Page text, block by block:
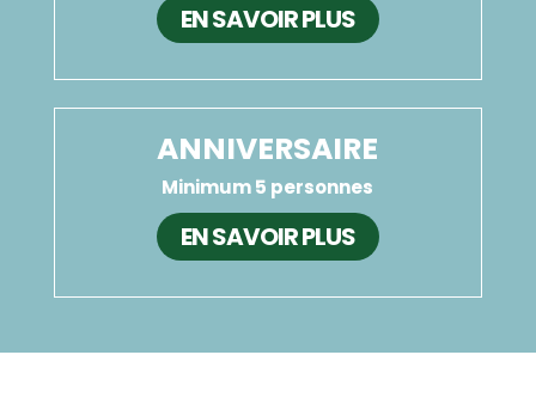
EN SAVOIR PLUS
ANNIVERSAIRE
Minimum 5 personnes
EN SAVOIR PLUS